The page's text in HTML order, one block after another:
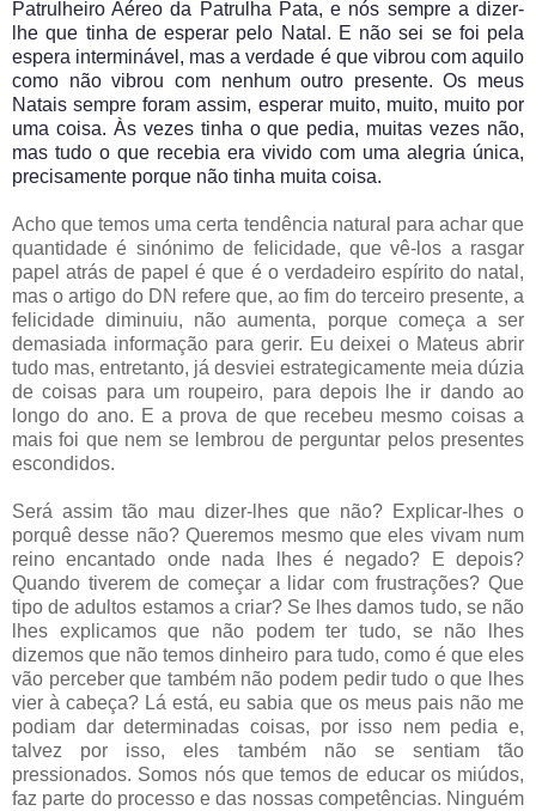
Patrulheiro Aéreo da Patrulha Pata, e nós sempre a dizer-
lhe que tinha de esperar pelo Natal. E não sei se foi pela
espera interminável, mas a verdade é que vibrou com aquilo
como não vibrou com nenhum outro presente. Os meus
Natais sempre foram assim, esperar muito, muito, muito por
uma coisa. Às vezes tinha o que pedia, muitas vezes não,
mas tudo o que recebia era vivido com uma alegria única,
precisamente porque não tinha muita coisa.
Acho que temos uma certa tendência natural para achar que
quantidade é sinónimo de felicidade, que vê-los a rasgar
papel atrás de papel é que é o verdadeiro espírito do natal,
mas o artigo do DN refere que, ao fim do terceiro presente, a
felicidade diminuiu, não aumenta, porque começa a ser
demasiada informação para gerir. Eu deixei o Mateus abrir
tudo mas, entretanto, já desviei estrategicamente meia dúzia
de coisas para um roupeiro, para depois lhe ir dando ao
longo do ano. E a prova de que recebeu mesmo coisas a
mais foi que nem se lembrou de perguntar pelos presentes
escondidos.
Será assim tão mau dizer-lhes que não? Explicar-lhes o
porquê desse não? Queremos mesmo que eles vivam num
reino encantado onde nada lhes é negado? E depois?
Quando tiverem de começar a lidar com frustrações? Que
tipo de adultos estamos a criar? Se lhes damos tudo, se não
lhes explicamos que não podem ter tudo, se não lhes
dizemos que não temos dinheiro para tudo, como é que eles
vão perceber que também não podem pedir tudo o que lhes
vier à cabeça? Lá está, eu sabia que os meus pais não me
podiam dar determinadas coisas, por isso nem pedia e,
talvez por isso, eles também não se sentiam tão
pressionados. Somos nós que temos de educar os miúdos,
faz parte do processo e das nossas competências. Ninguém